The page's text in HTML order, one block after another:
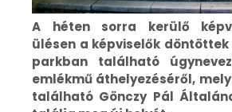
A héten sorra kerülő
ülésen a képviselők
parkban található
emlékmű áthelyezéséről,
található Gönczy Pál